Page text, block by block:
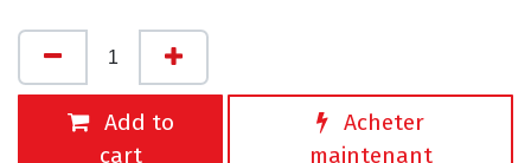
Add to
cart
Acheter
maintenant